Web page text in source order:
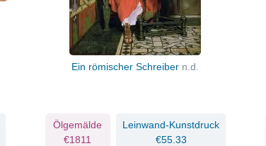
Ein römischer Schreiber n.d.
Ölgemälde
€1811
Leinwand-Kunstdruck
€55.33